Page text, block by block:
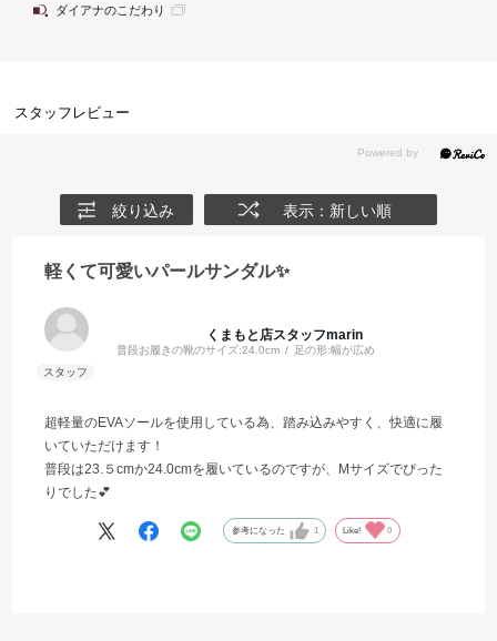
ダイアナのこだわり
スタッフレビュー
絞り込み 表示：新しい順
軽くて可愛いパールサンダル✨
くまもと店スタッフmarin
普段お履きの靴のサイズ:24.0cm 足の形:幅が広め
超軽量のEVAソールを使用している為、踏み込みやすく、快適に履
いていただけます！
普段は23.５cmか24.0cmを履いているのですが、Mサイズでぴった
りでした💕
参考になった 1 Like! 0